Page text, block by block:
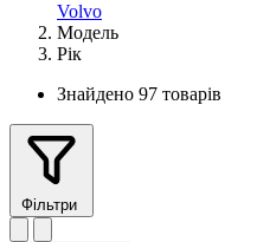
Volvo
Модель
Рік
Знайдено 97 товарів
Фільтри